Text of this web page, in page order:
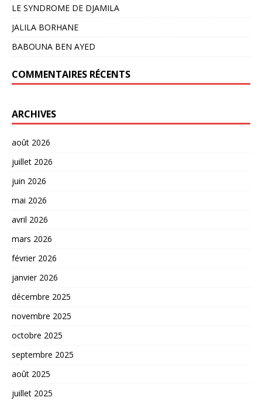
LE SYNDROME DE DJAMILA
JALILA BORHANE
BABOUNA BEN AYED
COMMENTAIRES RÉCENTS
ARCHIVES
août 2026
juillet 2026
juin 2026
mai 2026
avril 2026
mars 2026
février 2026
janvier 2026
décembre 2025
novembre 2025
octobre 2025
septembre 2025
août 2025
juillet 2025